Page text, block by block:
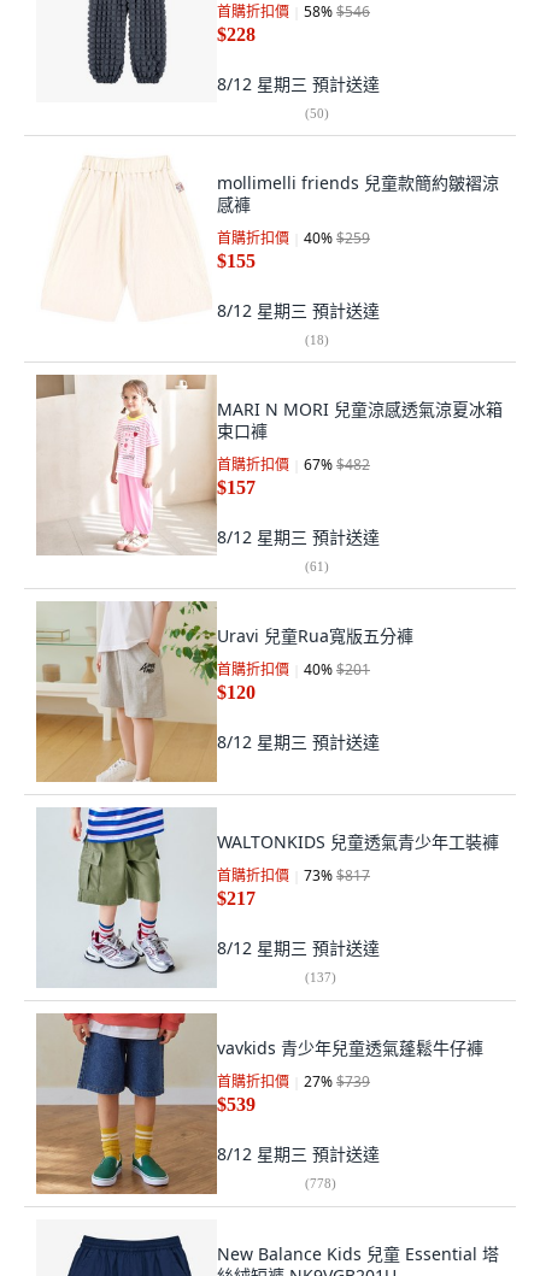
首購折扣價 58%$546
$228
8/12 星期三 預計送達
(50)
mollimelli friends 兒童款簡約皺褶涼
感褲
首購折扣價 40%$259
$155
8/12 星期三 預計送達
(18)
MARI N MORI 兒童涼感透氣涼夏冰箱
束口褲
首購折扣價 67%$482
$157
8/12 星期三 預計送達
(61)
Uravi 兒童Rua寬版五分褲
首購折扣價 40%$201
$120
8/12 星期三 預計送達
WALTONKIDS 兒童透氣青少年工裝褲
首購折扣價 73%$817
$217
8/12 星期三 預計送達
(137)
vavkids 青少年兒童透氣蓬鬆牛仔褲
首購折扣價 27%$739
$539
8/12 星期三 預計送達
(778)
New Balance Kids 兒童 Essential 塔